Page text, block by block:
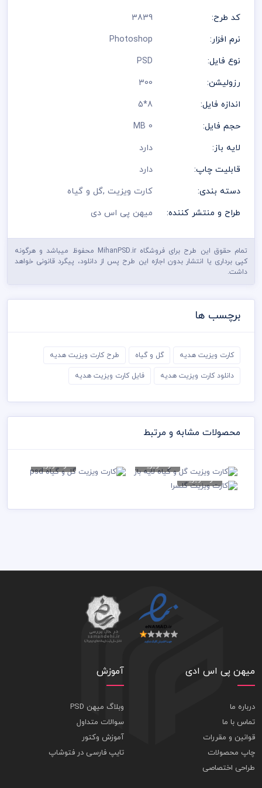
کد طرح:
3839
نرم افزار:
Photoshop
نوع فایل:
PSD
رزولیشن:
300
اندازه فایل:
8*5
حجم فایل:
0 MB
لایه باز:
دارد
قابلیت چاپ:
دارد
دسته بندی:
کارت ویزیت,گل و گیاه
طراح و منتشر کننده:
میهن پی اس دی
تمام حقوق این طرح برای فروشگاه MihanPSD.ir محفوظ میباشد و هرگونه
کپی برداری یا انتشار بدون اجازه این طرح پس از دانلود، پیگرد قانونی خواهد
داشت.
برچسب ها
کارت ویزیت هدیه گل و گیاه طرح کارت ویزیت هدیه
دانلود کارت ویزیت هدیه فایل کارت ویزیت هدیه
محصولات مشابه و مرتبط
کارت ویزیت گل و گیاه لایه باز
79,000 تومان
کارت ویزیت
کارت ویزیت گل و گیاه psd
کارت ویزیت
کارت ویزیت
کارت ویزیت
میهن پی اس ادی
درباره ما
تماس با ما
قوانین و مقررات
چاپ محصولات
طراحی اختصاصی
آموزش
وبلاگ میهن PSD
سوالات متداول
آموزش وکتور
تایپ فارسی در فتوشاپ